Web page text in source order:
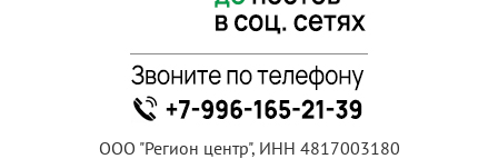
ООО "Регион центр", ИНН 4817003180